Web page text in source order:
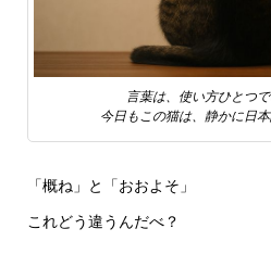
言葉は、使い方ひとつで
今日もこの猫は、静かに日本
「概ね」と「おおよそ」
これどう違うんだべ？